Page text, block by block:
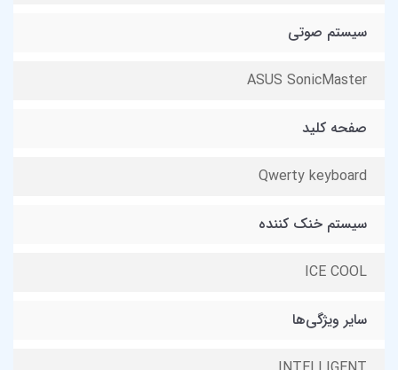
سیستم صوتی
ASUS SonicMaster
صفحه کلید
Qwerty keyboard
سیستم خنک کننده
ICE COOL
سایر ویژگی‌ها